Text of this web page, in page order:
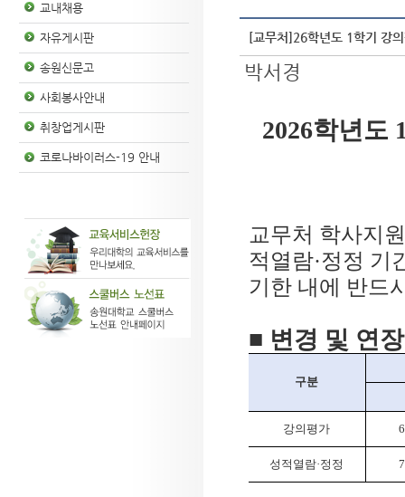
교내채용
자유게시판
송원신문고
사회봉사안내
취창업게시판
코로나바이러스-19 안내
[교무처]26학년도 1학기 강
박서경
2026학년도
교무처 학사지
적열람·정정 기
기한 내에 반드
■ 변경 및 연
구분
강의평가
성적열람·정정